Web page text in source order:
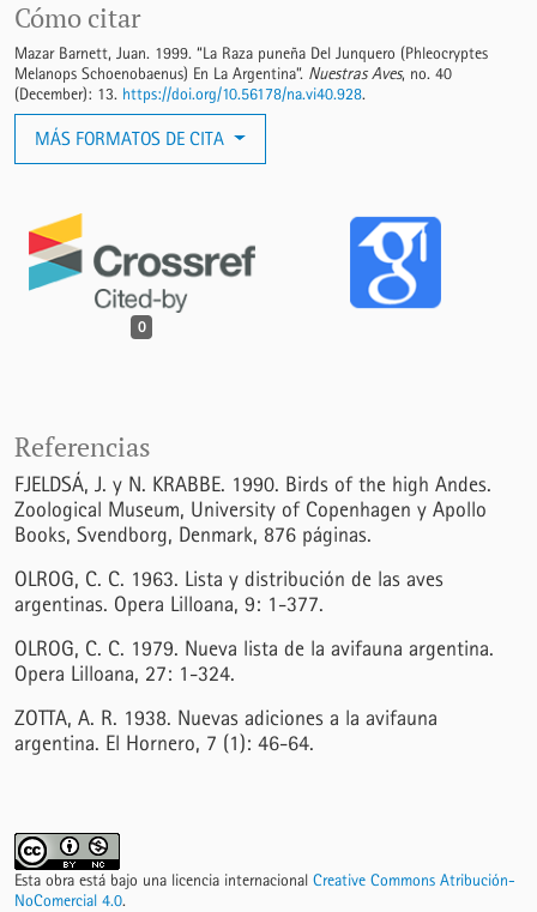
Cómo citar
Mazar Barnett, Juan. 1999. “La Raza puneña Del Junquero (Phleocryptes
Melanops Schoenobaenus) En La Argentina”. Nuestras Aves, no. 40
(December): 13. https://doi.org/10.56178/na.vi40.928.
MÁS FORMATOS DE CITA
0
Referencias
FJELDSÁ, J. y N. KRABBE. 1990. Birds of the high Andes.
Zoological Museum, University of Copenhagen y Apollo
Books, Svendborg, Denmark, 876 páginas.
OLROG, C. C. 1963. Lista y distribución de las aves
argentinas. Opera Lilloana, 9: 1-377.
OLROG, C. C. 1979. Nueva lista de la avifauna argentina.
Opera Lilloana, 27: 1-324.
ZOTTA, A. R. 1938. Nuevas adiciones a la avifauna
argentina. El Hornero, 7 (1): 46-64.
Esta obra está bajo una licencia internacional Creative Commons Atribución-
NoComercial 4.0.